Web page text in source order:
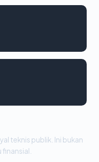
teknis publik. Ini bukan